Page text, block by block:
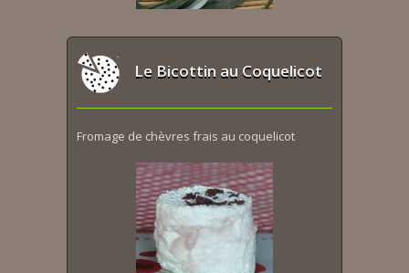
Le Bicottin au Coquelicot
Fromage de chèvres frais au coquelicot